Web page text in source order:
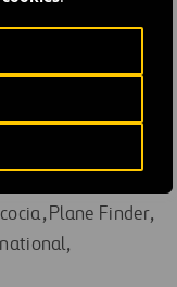
conecta
de
toda Escocia.
por: AGS Airports
Cellnex UK,
Plane Finder,